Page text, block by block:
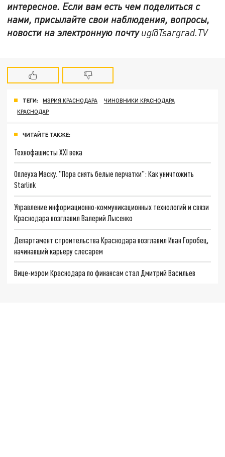
интересное. Если вам есть чем поделиться с
нами, присылайте свои наблюдения, вопросы,
новости на электронную почтуug@Tsargrad.TV
ТЕГИ: МЭРИЯ КРАСНОДАРА
ЧИНОВНИКИ КРАСНОДАРА
КРАСНОДАР
ЧИТАЙТЕ ТАКЖЕ:
Технофашисты XXI века
Оплеуха Маску. "Пора снять белые перчатки": Как уничтожить
Starlink
Управление информационно-коммуникационных технологий и связи
Краснодара возглавил Валерий Лысенко
Департамент строительства Краснодара возглавил Иван Горобец,
начинавший карьеру слесарем
Вице-мэром Краснодара по финансам стал Дмитрий Васильев